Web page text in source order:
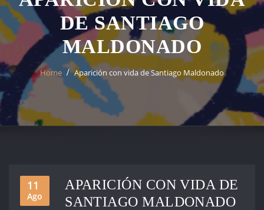
DE SANTIAGO
MALDONADO
Home Aparición con vida de Santiago Maldonado
11
Ago
APARICIÓN CON VIDA DE
SANTIAGO MALDONADO